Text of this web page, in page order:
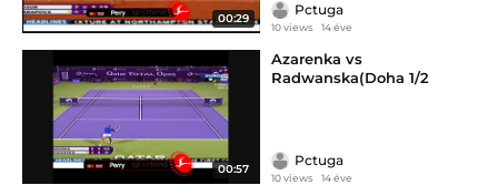
00:29
Pctuga
10 views 14 éve
00:57
Azarenka vs
Radwanska(Doha 1/2
Pctuga
10 views 14 éve